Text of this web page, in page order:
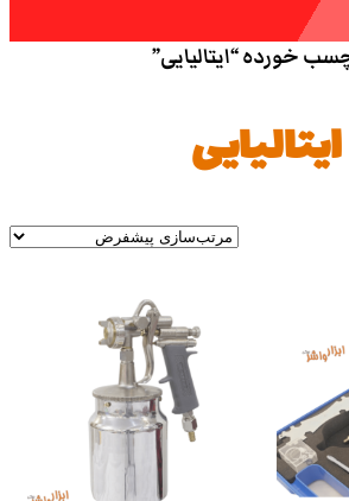
خورده “ایتالیایی”
ایتالیایی